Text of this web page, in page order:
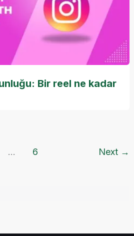
Bir reel ne kadar
… 6 Next →